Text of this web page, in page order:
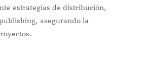
estrategias de distribución,
asegurando la